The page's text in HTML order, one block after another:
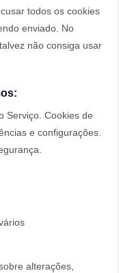
todos os cookies
enviado. No
não consiga usar
Serviço. Cookies de
e configurações.
alterações,